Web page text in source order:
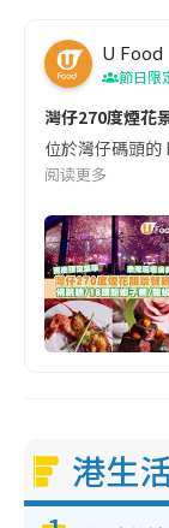
U Food
節日限
灣仔270度煙花
位於灣仔碼頭
阅读更多
港生